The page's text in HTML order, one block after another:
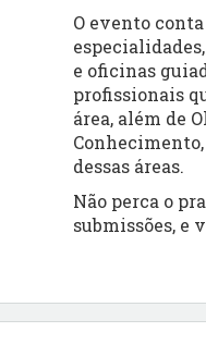
O evento
e oficinas
profissionais
área, além de
dessas áreas.
Não perca o
submissões, e